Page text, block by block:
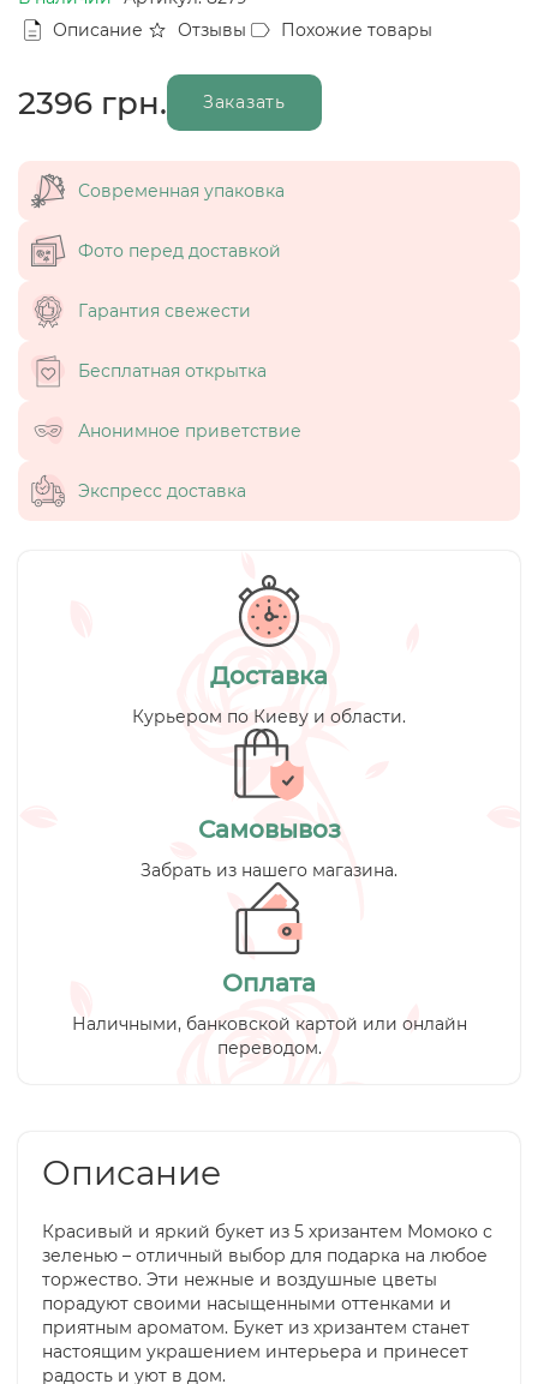
Описание
Отзывы Похожие товары
2396 грн. Заказать
Современная упаковка
Фото перед доставкой
Гарантия свежести
Бесплатная открытка
Анонимное приветствие
Экспресс доставка
Доставка
Курьером по Киеву и области.
Самовывоз
Забрать из нашего магазина.
Оплата
Наличными, банковской картой или онлайн
переводом.
Описание
Красивый и яркий букет из 5 хризантем Момоко с
зеленью – отличный выбор для подарка на любое
торжество. Эти нежные и воздушные цветы
порадуют своими насыщенными оттенками и
приятным ароматом. Букет из хризантем станет
настоящим украшением интерьера и принесет
радость и уют в дом.